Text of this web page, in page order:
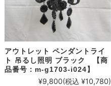
アウトレット ペンダントライ
ト 吊るし照明 ブラック 【商
品番号：m-g1703-i024】
¥9,800(税込 ¥10,780)